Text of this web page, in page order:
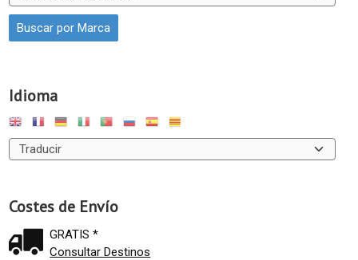
Idioma
Costes de Envío
GRATIS *
Consultar Destinos